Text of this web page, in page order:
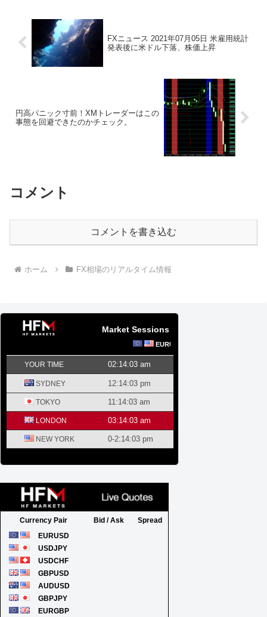
FXニュース 2021年07月05日 米雇用統計
発表後に米ドル下落、株価上昇
円高パニック寸前！XMトレーダーはこの
事態を回避できたのかチェック。
コメント
コメントを書き込む
ホーム FX相場のリアルタイム情報
Market Sessions